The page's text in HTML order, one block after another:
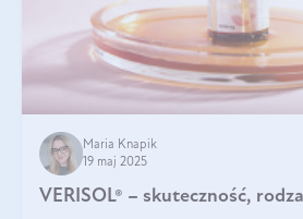
Maria Knapik
19 maj 2025
VERISOL® – skuteczność,